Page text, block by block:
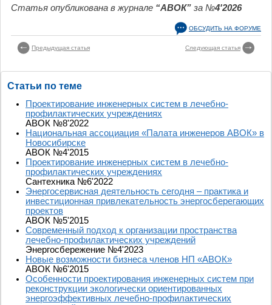
Статья опубликована в журнале “АВОК” за №4'2026
ОБСУДИТЬ НА ФОРУМЕ
Предыдущая статья Следующая статья
Статьи по теме
Проектирование инженерных систем в лечебно-
профилактических учреждениях
АВОК №8'2022
Национальная ассоциация «Палата инженеров АВОК» в
Новосибирске
АВОК №4'2015
Проектирование инженерных систем в лечебно-
профилактических учреждениях
Сантехника №6'2022
Энергосервисная деятельность сегодня – практика и
инвестиционная привлекательность энергосберегающих
проектов
АВОК №5'2015
Современный подход к организации пространства
лечебно-профилактических учреждений
Энергосбережение №4'2023
Новые возможности бизнеса членов НП «АВОК»
АВОК №6'2015
Особенности проектирования инженерных систем при
реконструкции экологически ориентированных
энергоэффективных лечебно-профилактических